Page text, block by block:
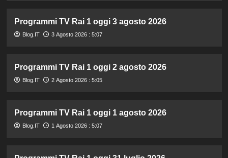
Programmi TV Rai 1 oggi 3 agosto 2026
Blog.IT 3 Agosto 2026 : 5:07
Programmi TV Rai 1 oggi 2 agosto 2026
Blog.IT 2 Agosto 2026 : 5:05
Programmi TV Rai 1 oggi 1 agosto 2026
Blog.IT 1 Agosto 2026 : 5:07